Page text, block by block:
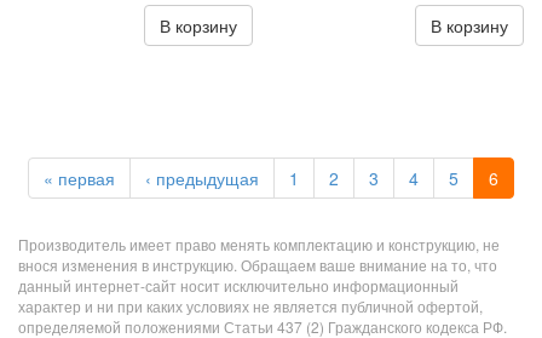
В корзину В корзину
« первая ‹ предыдущая 1 2 3 4 5 6
Производитель имеет право менять комплектацию и конструкцию, не
внося изменения в инструкцию. Обращаем ваше внимание на то, что
данный интернет-сайт носит исключительно информационный
характер и ни при каких условиях не является публичной офертой,
определяемой положениями Статьи 437 (2) Гражданского кодекса РФ.